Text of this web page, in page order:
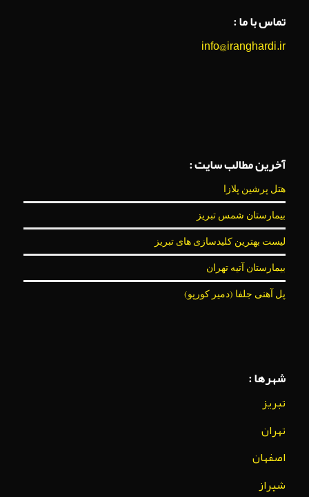
تماس با ما :
info@iranghardi.ir
آخرین مطالب سایت :
هتل پرشین پلازا
بیمارستان شمس تبریز
لیست بهترین کلیدسازی های تبریز
بیمارستان آتیه تهران
پل آهنی جلفا (دمیر کورپو)
شهرها :
تبریز
تهران
اصفهان
شیراز